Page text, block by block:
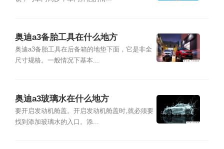
奥迪a3备胎工具在什么地方
奥迪a3备胎工具在后备箱的地垫下面，它是非全
尺寸规格。一般情况下基本...
奥迪a3玻璃水在什么地方
要开启发动机舱盖。开启发动机舱盖时,就必须要
找到添加玻璃水的入口。添...